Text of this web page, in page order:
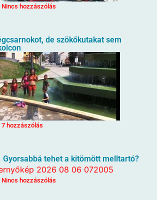
Nincs hozzászólás
de szökőkutakat sem
7 hozzászólás
Gyorsabbá tehet a kitömött melltartó?
Nincs hozzászólás